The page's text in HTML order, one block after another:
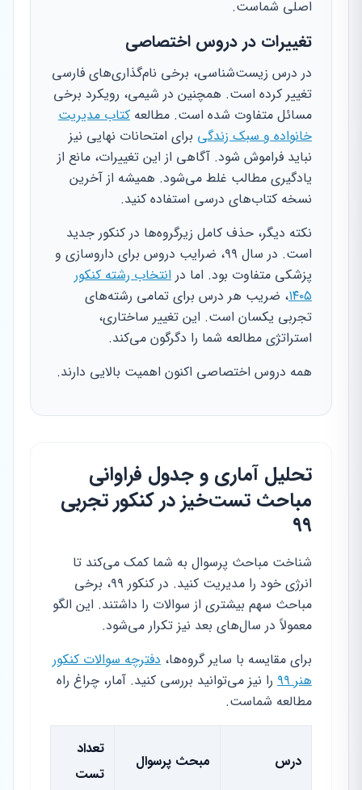
اصلی شماست.
تغییرات در دروس اختصاصی
در درس زیست‌شناسی، برخی نام‌گذاری‌های فارسی
تغییر کرده است. همچنین در شیمی، رویکرد برخی
مسائل متفاوت شده است. مطالعه کتاب مدیریت
خانواده و سبک زندگی برای امتحانات نهایی نیز
نباید فراموش شود. آگاهی از این تغییرات، مانع از
یادگیری مطالب غلط می‌شود. همیشه از آخرین
نسخه کتاب‌های درسی استفاده کنید.
نکته دیگر، حذف کامل زیرگروه‌ها در کنکور جدید
است. در سال ۹۹، ضرایب دروس برای داروسازی و
پزشکی متفاوت بود. اما در انتخاب رشته کنکور
۱۴۰۵، ضریب هر درس برای تمامی رشته‌های
تجربی یکسان است. این تغییر ساختاری،
استراتژی مطالعه شما را دگرگون می‌کند.
همه دروس اختصاصی اکنون اهمیت بالایی دارند.
تحلیل آماری و جدول فراوانی
مباحث تست‌خیز در کنکور تجربی
۹۹
شناخت مباحث پرسوال به شما کمک می‌کند تا
انرژی خود را مدیریت کنید. در کنکور ۹۹، برخی
مباحث سهم بیشتری از سوالات را داشتند. این الگو
معمولاً در سال‌های بعد نیز تکرار می‌شود.
برای مقایسه با سایر گروه‌ها، دفترچه سوالات کنکور
هنر ۹۹
را نیز می‌توانید بررسی کنید. آمار، چراغ راه
مطالعه شماست.
درس مبحث پرسوال
تعداد
تست